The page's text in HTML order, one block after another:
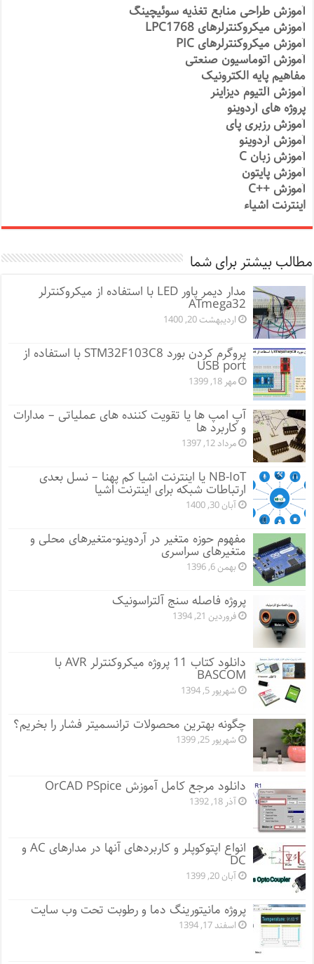
آموزش طراحی منابع تغذیه سوئیچینگ
آموزش میکروکنترلرهای LPC1768
آموزش میکروکنترلرهای PIC
آموزش اتوماسیون صنعتی
مفاهیم پایه الکترونیک
آموزش آلتیوم دیزاینر
پروژه های آردوینو
آموزش رزبری پای
آموزش آردوینو
آموزش زبان C
آموزش پایتون
آموزش ++C
اینترنت اشیاء
مطالب بیشتر برای شما
مدار دیمر پاور LED با استفاده از میکروکنترلر
ATmega32
اردیبهشت 20, 1400
پروگرم کردن بورد STM32F103C8 با استفاده از
USB port
مهر 18, 1399
آپ امپ ها یا تقویت کننده های عملیاتی – مدارات
و کاربرد ها
مرداد 12, 1397
NB-IoT یا اینترنت اشیا کم پهنا – نسل بعدی
ارتباطات شبکه برای اینترنت اشیا
آبان 30, 1400
مفهوم حوزه متغیر در آردوینو-متغیرهای محلی و
متغیرهای سراسری
بهمن 6, 1396
پروژه فاصله سنج آلتراسونیک
فروردین 21, 1394
دانلود کتاب 11 پروژه میکروکنترلر AVR با
BASCOM
شهریور 5, 1394
چگونه بهترین محصولات ترانسمیتر فشار را بخریم؟
شهریور 25, 1399
دانلود مرجع کامل آموزش OrCAD PSpice
آذر 18, 1392
انواع اپتوکوپلر و کاربردهای آنها در مدارهای AC و
DC
آبان 20, 1399
پروژه مانيتورينگ دما و رطوبت تحت وب سایت
اسفند 17, 1394